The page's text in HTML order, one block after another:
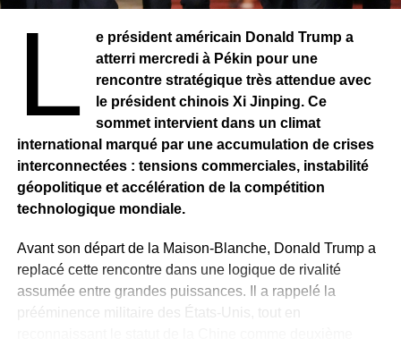
Todd Blanche, affirme attendre que l’ancien dirigeant
cubain réponde volontairement aux accusations portées
Presque trente ans après les faits, l’affaire continue ainsi
d’alimenter un différend diplomatique profond. Entre
exigences judiciaires, revendications de souveraineté et
appels au dialogue, ce dossier illustre la persistance de
fractures historiques dans les relations entre Washington
et La Havane.
L
e président américain Donald Trump a
atterri mercredi à Pékin pour une
rencontre stratégique très attendue avec
le président chinois Xi Jinping. Ce
sommet intervient dans un climat
international marqué par une accumulation de crises
interconnectées : tensions commerciales, instabilité
géopolitique et accélération de la compétition
technologique mondiale.
Avant son départ de la Maison-Blanche, Donald Trump a
replacé cette rencontre dans une logique de rivalité
assumée entre grandes puissances. Il a rappelé la
prééminence militaire des États-Unis, tout en